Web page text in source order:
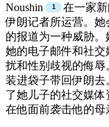
Noushin
在一家
伊朗记者所运营。
的报道为一种威胁
她的电子邮件和社交
扰和性别歧视的侮
装进袋子带回伊朗去
了她儿子的社交媒
在他面前袭击他的母